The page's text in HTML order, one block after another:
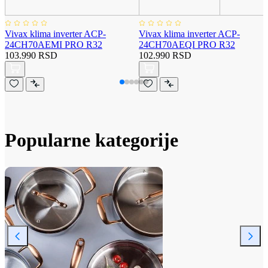
Vivax klima inverter ACP-
24CH70AEMI PRO R32
103.990 RSD
Vivax klima inverter ACP-
24CH70AEQI PRO R32
102.990 RSD
Popularne kategorije